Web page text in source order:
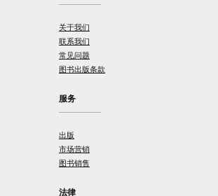
关于我们
联系我们
常见问题
图书出版条款
服务
出版
市场营销
图书销售
法律